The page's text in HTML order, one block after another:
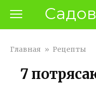
контенту
Главная » Рецепты
7